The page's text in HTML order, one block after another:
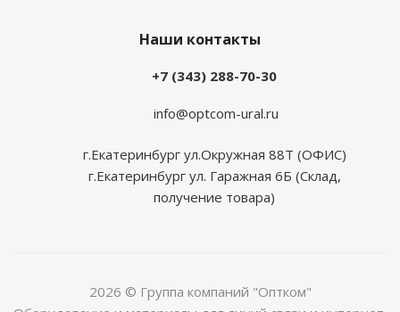
Наши контакты
+7 (343) 288-70-30
info@optcom-ural.ru
г.Екатеринбург ул.Окружная 88Т (ОФИС)
г.Екатеринбург ул. Гаражная 6Б (Склад,
получение товара)
2026 © Группа компаний "Оптком"